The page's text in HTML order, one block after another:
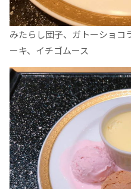
みたらし団子、ガトーショコ
ーキ、イチゴムース